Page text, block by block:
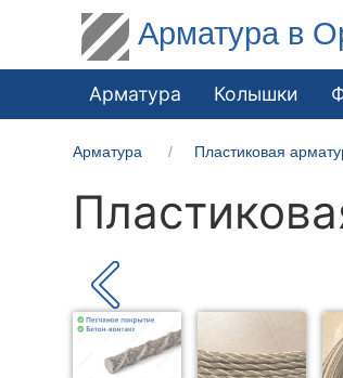
Арматура в
Арматура Колышки
Арматура Пластиковая